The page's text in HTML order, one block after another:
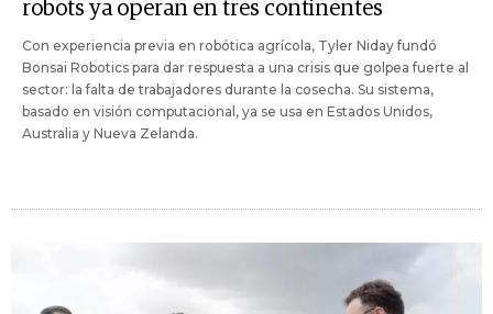
robots ya operan en tres continentes
Con experiencia previa en robótica agrícola, Tyler Niday fundó
Bonsai Robotics para dar respuesta a una crisis que golpea fuerte al
sector: la falta de trabajadores durante la cosecha. Su sistema,
basado en visión computacional, ya se usa en Estados Unidos,
Australia y Nueva Zelanda.